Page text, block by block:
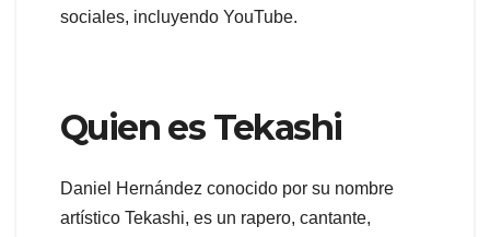
sociales, incluyendo YouTube.
Quien es Tekashi
Daniel Hernández conocido por su nombre
artístico Tekashi, es un rapero, cantante,